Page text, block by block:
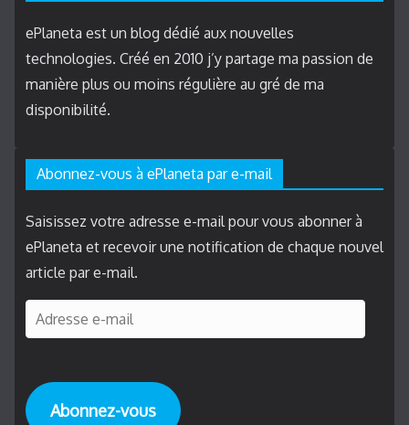
ePlaneta est un blog dédié aux nouvelles
technologies. Créé en 2010 j’y partage ma passion de
manière plus ou moins régulière au gré de ma
disponibilité.
Abonnez-vous à ePlaneta par e-mail
Saisissez votre adresse e-mail pour vous abonner à
ePlaneta et recevoir une notification de chaque nouvel
article par e-mail.
d
e
s
Abonnez-vous